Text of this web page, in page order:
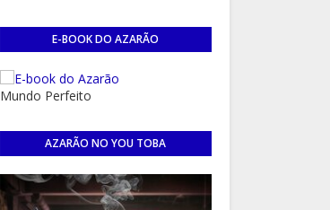
E-BOOK DO AZARÃO
Mundo Perfeito
AZARÃO NO YOU TOBA